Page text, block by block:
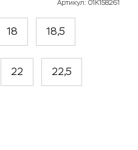
Артикул: 01К158261
18 18,5
22 22,5